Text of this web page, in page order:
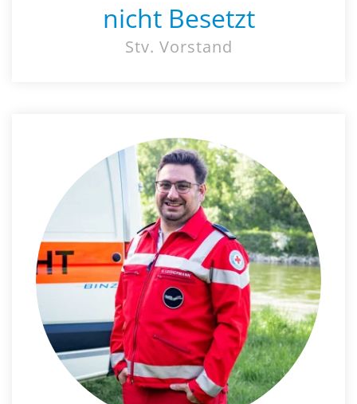
nicht Besetzt
Stv. Vorstand